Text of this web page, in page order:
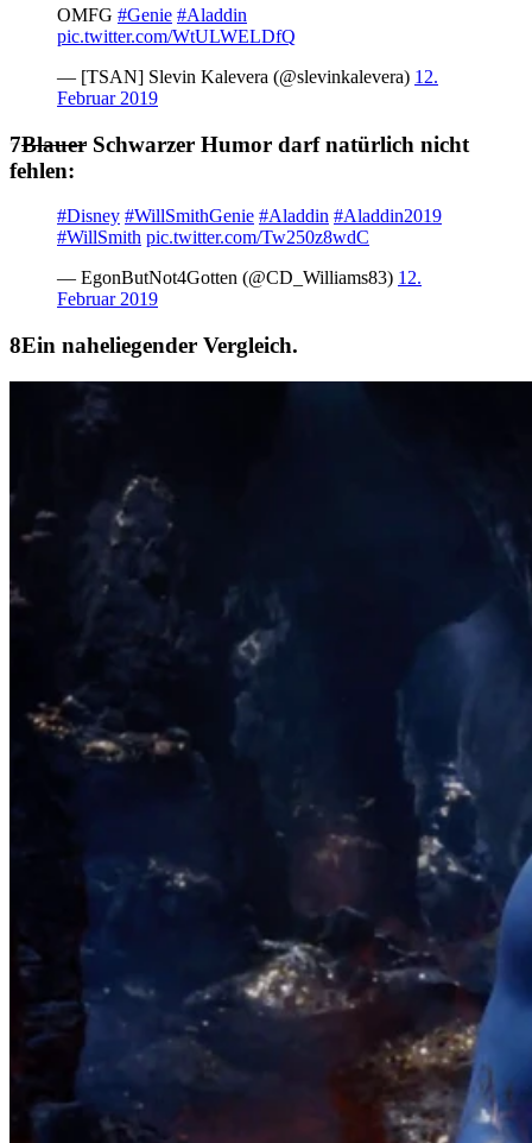
OMFG #Genie #Aladdin
pic.twitter.com/WtULWELDfQ
— [TSAN] Slevin Kalevera (@slevinkalevera) 12.
Februar 2019
Blauer Schwarzer Humor darf natürlich nicht
fehlen:
#Disney #WillSmithGenie #Aladdin #Aladdin2019
#WillSmith pic.twitter.com/Tw250z8wdC
— EgonButNot4Gotten (@CD_Williams83) 12.
Februar 2019
Ein naheliegender Vergleich.